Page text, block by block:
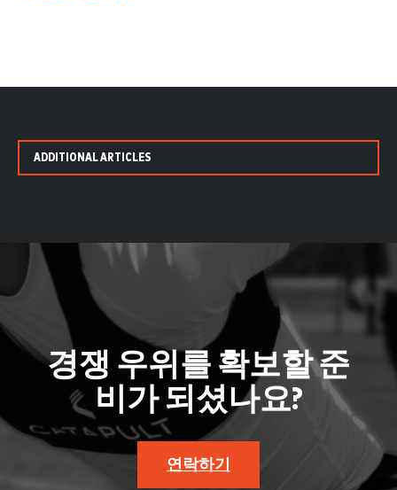
ADDITIONAL ARTICLES
경쟁 우위를 확보할 준
비가 되셨나요?
연락하기